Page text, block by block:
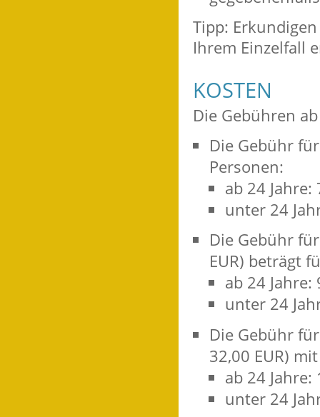
Tipp:
Ihrem Einzelfall
KOSTEN
Die Gebühren
Die Gebühr
Personen:
ab 24 Jahre:
unter 24
Die Gebühr
EUR) beträgt
ab 24 Jahre:
unter 24
Die Gebühr
32,00 EUR)
ab 24 Jahre:
unter 24